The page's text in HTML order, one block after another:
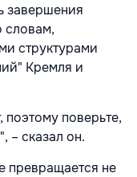
завершения
словам,
структурами
Кремля и
поверьте,
– сказал он.
превращается не